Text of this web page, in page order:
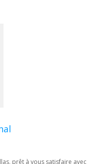
prêt à vous satisfaire avec